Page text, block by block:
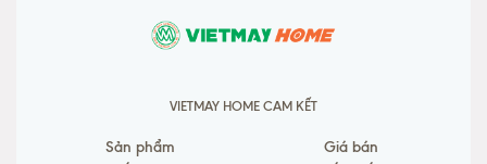
VIETMAY HOME CAM KẾT
Sản phẩm
Giá bán